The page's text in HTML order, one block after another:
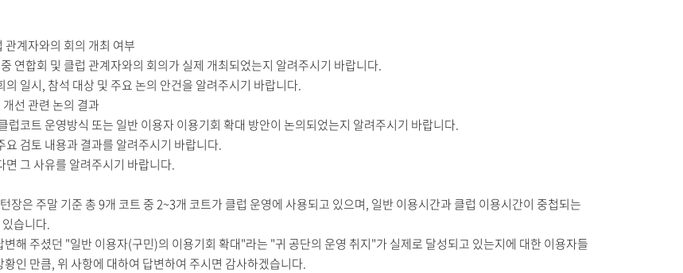
관계자와의 회의 개최 여부
연합회 및 클럽 관계자와의 회의가 실제 개최되었는지 알려주시기 바랍니다.
의 일시, 참석 대상 및 주요 논의 안건을 알려주시기 바랍니다.
선 관련 논의 결과
럽코트 운영방식 또는 일반 이용자 이용기회 확대 방안이 논의되었는지 알려주시기 바랍니다.
요 검토 내용과 결과를 알려주시기 바랍니다.
면 그 사유를 알려주시기 바랍니다.
장은 주말 기준 총 9개 코트 중 2~3개 코트가 클럽 운영에 사용되고 있으며, 일반 이용시간과 클럽 이용시간이 중첩되는
습니다.
변해 주셨던 "일반 이용자(구민)의 이용기회 확대"라는 "귀 공단의 운영 취지"가 실제로 달성되고 있는지에 대한 이용자들
황인 만큼, 위 사항에 대하여 답변하여 주시면 감사하겠습니다.